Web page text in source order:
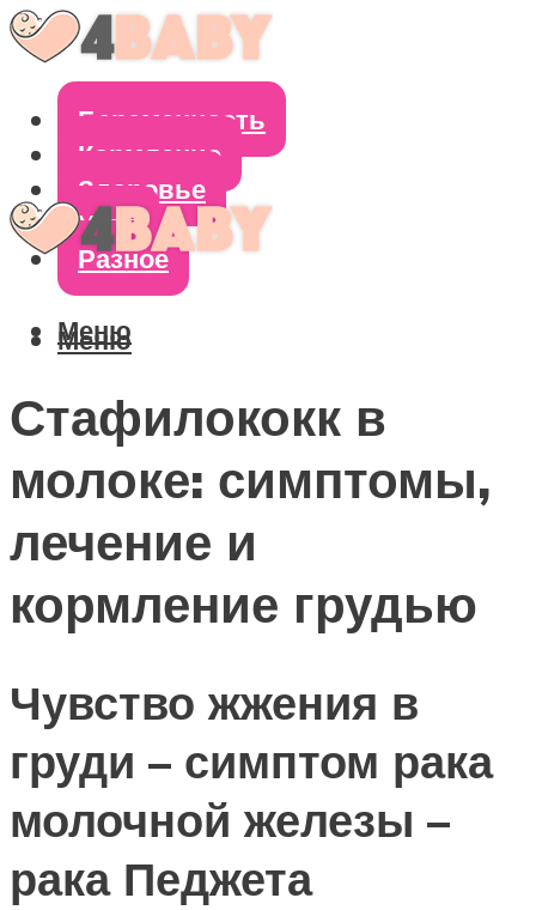
Беременность
Кормление
Здоровье
Уход
Разное
Меню
Меню
Стафилококк в
молоке: симптомы,
лечение и
кормление грудью
Чувство жжения в
груди – симптом рака
молочной железы –
рака Педжета